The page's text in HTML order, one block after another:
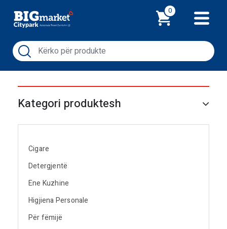
0
Kategori produktesh
Cigare
Detergjentë
Ene Kuzhine
Higjiena Personale
Për fëmijë